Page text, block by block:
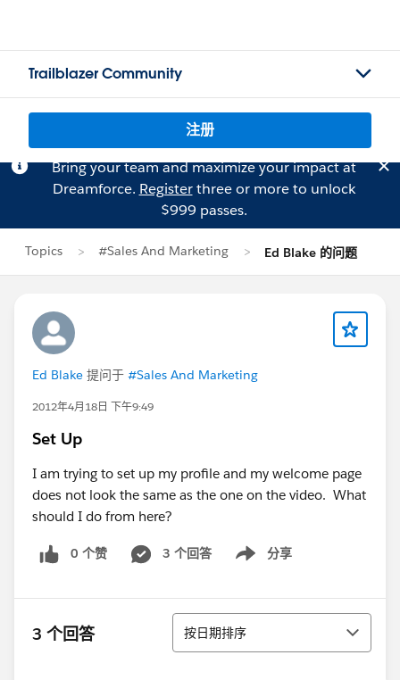
Trailblazer Community
注册
Bring your team and maximize your impact at
Dreamforce. Registerthree or more to unlock
$999 passes.
Topics #Sales And Marketing Ed Blake 的问题
Ed Blake 提问于 #Sales And Marketing
2012年4月18日 下午9:49
Set Up
I am trying to set up my profile and my welcome page
does not look the same as the one on the video. What
should I do from here?
0 个赞 3 个回答 分享
Show menu
3 个回答 排序
按日期排序